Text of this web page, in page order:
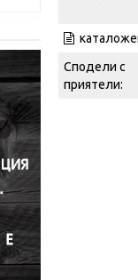
Сподели с
приятели: